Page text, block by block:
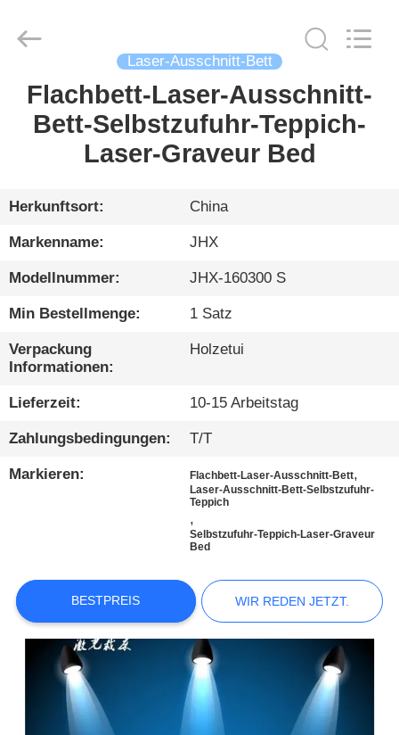
HEIM
PRODUKTE
ÜBER
UNS
WERKSBESICHTIGUNG
QUALITÄTSKONTROLLE
KONTAKTIEREN
SIE
UNS
WIR
REDEN
JETZT.
COMPANY
NEWS
Co.,Ltd.
Laser-Ausschnitt-Bett
Flachbett-Laser-Ausschnitt-
Bett-Selbstzufuhr-Teppich-
Laser-Graveur Bed
Herkunftsort: China
Markenname: JHX
Modellnummer: JHX-160300 S
Min Bestellmenge: 1 Satz
Verpackung
Informationen:
Holzetui
Lieferzeit: 10-15 Arbeitstag
Zahlungsbedingungen: T/T
Markieren: Flachbett-Laser-Ausschnitt-Bett,
Laser-Ausschnitt-Bett-Selbstzufuhr-
Teppich
,
Selbstzufuhr-Teppich-Laser-Graveur
Bed
BESTPREIS WIR REDEN JETZT.